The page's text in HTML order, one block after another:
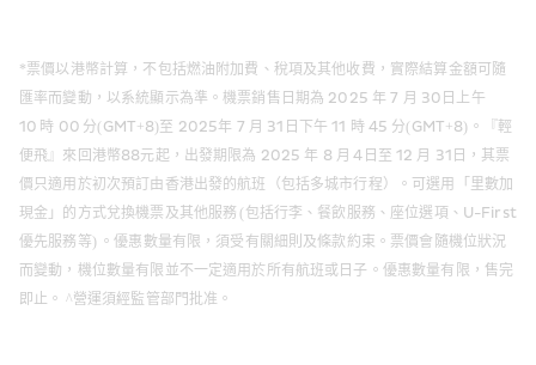
*票價以港幣計算，不包括燃油附加費、稅項及其他收費，實際結算金額可隨
匯率而變動，以系統顯示為準。機票銷售日期為 2025 年 7 月 30日上午
10 時 00 分(GMT+8)至 2025年 7 月 31日下午 11 時 45 分(GMT+8)。『輕
便飛』來回港幣88元起，出發期限為 2025 年 8 月 4日至 12 月 31日，其票
價只適用於初次預訂由香港出發的航班（包括多城市行程）。可選用「里數加
現金」的方式兌換機票及其他服務 (包括行李、餐飲服務、座位選項、U-First
優先服務等) 。優惠數量有限，須受有關細則及條款約束。票價會隨機位狀況
而變動，機位數量有限並不一定適用於所有航班或日子。優惠數量有限，售完
即止。 ^營運須經監管部門批准。